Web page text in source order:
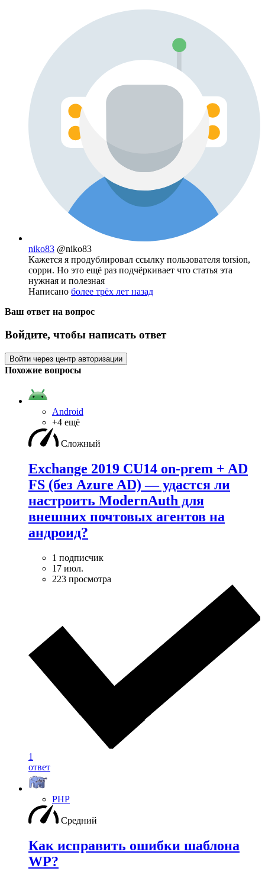
niko83 @niko83
Кажется я продублировал ссылку пользователя torsion,
сорри. Но это ещё раз подчёркивает что статья эта
нужная и полезная
Написано более трёх лет назад
Ваш ответ на вопрос
Войдите, чтобы написать ответ
Войти через центр авторизации
Похожие вопросы
Android
+4 ещё
Сложный
Exchange 2019 CU14 on-prem + AD
FS (без Azure AD) — удаcтся ли
настроить ModernAuth для
внешних почтовых агентов на
андроид?
1 подписчик
17 июл.
223 просмотра
1
ответ
PHP
Средний
Как исправить ошибки шаблона
WP?